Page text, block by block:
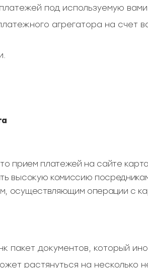
под используемую вами
агрегатора на счет
прием платежей на сайте
высокую комиссию
осуществляющим операции с
пакет документов, который
растянуться на несколько